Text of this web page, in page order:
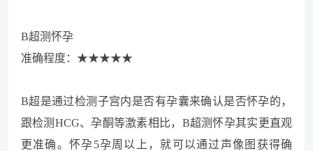
B超测怀孕
准确程度：★★★★★
B超是通过检测子宫内是否有孕囊来确认是否怀孕的，
跟检测HCG、孕酮等激素相比，B超测怀孕其实更直观
更准确。怀孕5孕周以上，就可以通过声像图获得确